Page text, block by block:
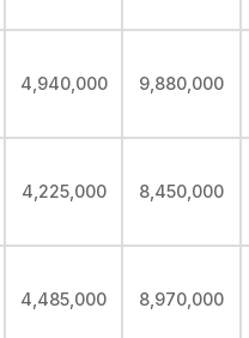
4,940,000 9,880,000
4,225,000 8,450,000
4,485,000 8,970,000